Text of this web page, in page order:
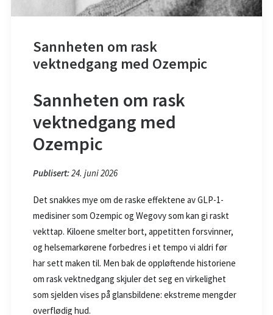
Sannheten om rask
vektnedgang med Ozempic
Sannheten om rask
vektnedgang med
Ozempic
Publisert:24. juni 2026
Det snakkes mye om de raske effektene av GLP-1-
medisiner som Ozempic og Wegovy som kan gi raskt
vekttap. Kiloene smelter bort, appetitten forsvinner,
og helsemarkørene forbedres i et tempo vi aldri før
har sett maken til. Men bak de oppløftende historiene
om rask vektnedgang skjuler det seg en virkelighet
som sjelden vises på glansbildene: ekstreme mengder
overflødig hud.